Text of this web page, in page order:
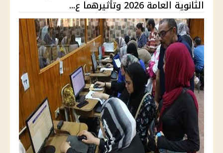
الثانوية العامة 2026 وتأثيرهما ع...